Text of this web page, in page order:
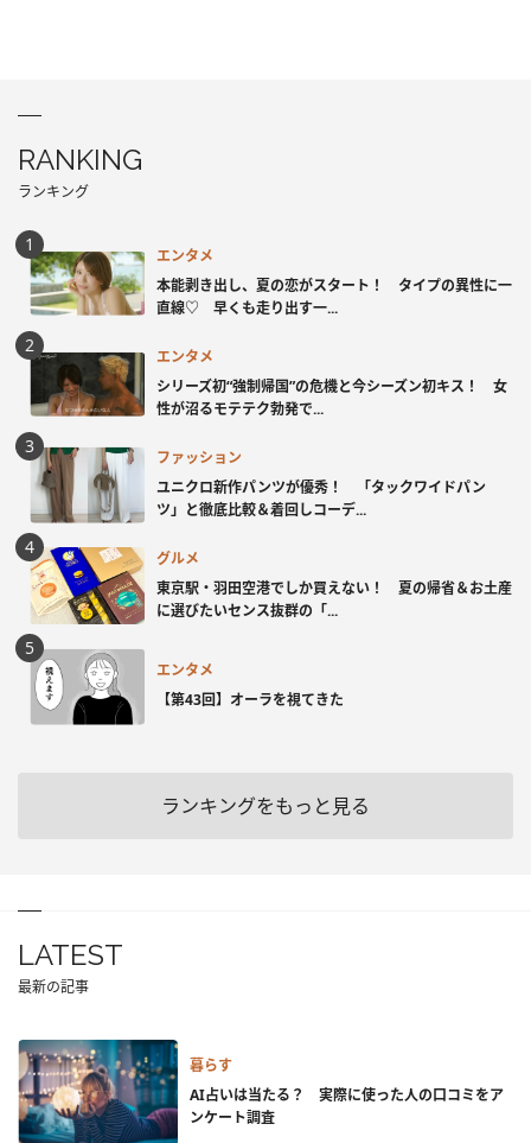
RANKING
ランキング
エンタメ
本能剥き出し、夏の恋がスタート！ タイプの異性に一
直線♡ 早くも走り出す一...
エンタメ
シリーズ初“強制帰国”の危機と今シーズン初キス！ 女
性が沼るモテテク勃発で...
ファッション
ユニクロ新作パンツが優秀！ 「タックワイドパン
ツ」と徹底比較＆着回しコーデ...
グルメ
東京駅・羽田空港でしか買えない！ 夏の帰省＆お土産
に選びたいセンス抜群の「...
エンタメ
【第43回】オーラを視てきた
ランキングをもっと見る
LATEST
最新の記事
暮らす
AI占いは当たる？ 実際に使った人の口コミをア
ンケート調査